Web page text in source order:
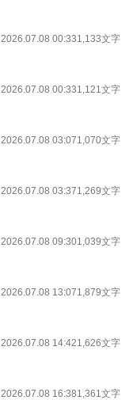
2026.07.08 00:331,133文字
2026.07.08 00:331,121文字
2026.07.08 03:071,070文字
2026.07.08 03:371,269文字
2026.07.08 09:301,039文字
2026.07.08 13:071,879文字
2026.07.08 14:421,626文字
2026.07.08 16:381,361文字